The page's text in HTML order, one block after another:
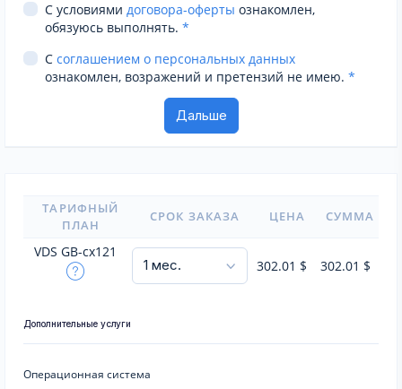
С условиями договора-оферты ознакомлен,
обязуюсь выполнять. *
С соглашением о персональных данных
ознакомлен, возражений и претензий не имею. *
ТАРИФНЫЙ
ПЛАН
СРОК ЗАКАЗА ЦЕНА СУММА
VDS GB-cx121
302.01 $ 302.01 $
Дополнительные услуги
Операционная система